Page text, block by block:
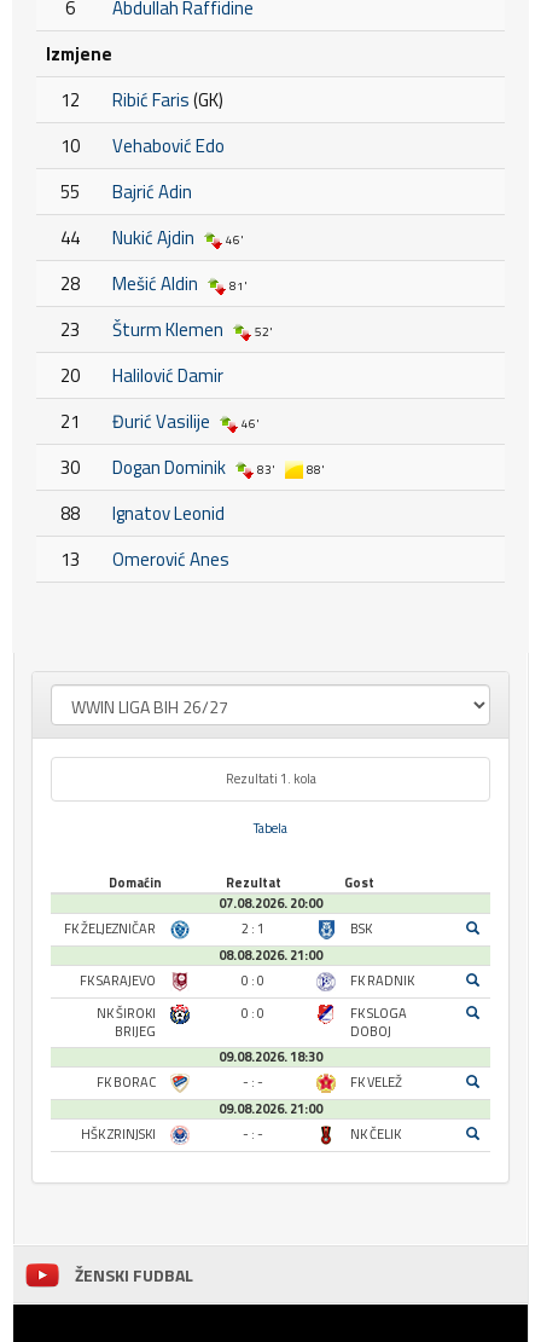
6
Abdullah Raffidine
Izmjene
12
Ribić Faris(GK)
10
Vehabović Edo
55
Bajrić Adin
44
Nukić Ajdin 46'
28 Mešić Aldin 81'
23 Šturm Klemen 52'
20
Halilović Damir
21
Đurić Vasilije 46'
30 Dogan Dominik 83' 88'
88
Ignatov Leonid
13
Omerović Anes
Rezultati 1. kola
Tabela
Domaćin Rezultat
Gost
07.08.2026. 20:00
FK ŽELJEZNIČAR
2 : 1
BSK
08.08.2026. 21:00
FK SARAJEVO
0 : 0
FK RADNIK
NK ŠIROKI
BRIJEG
0 : 0
FK SLOGA
DOBOJ
09.08.2026. 18:30
FK BORAC
- : -
FK VELEŽ
09.08.2026. 21:00
HŠK ZRINJSKI
- : - NK ČELIK
ŽENSKI FUDBAL